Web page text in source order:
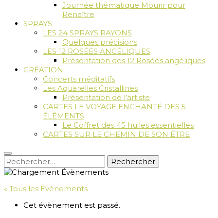
Journée thématique Mourir pour
Renaître
SPRAYS
LES 24 SPRAYS RAYONS
Quelques précisions
LES 12 ROSÉES ANGÉLIQUES
Présentation des 12 Rosées angéliques
CRÉATION
Concerts méditatifs
Les Aquarelles Cristallines
Présentation de l’artiste
CARTES LE VOYAGE ENCHANTÉ DES 5
ÉLÉMENTS
Le Coffret des 45 huiles essentielles
CARTES SUR LE CHEMIN DE SON ÊTRE
Rechercher :
« Tous les Évènements
Cet évènement est passé.